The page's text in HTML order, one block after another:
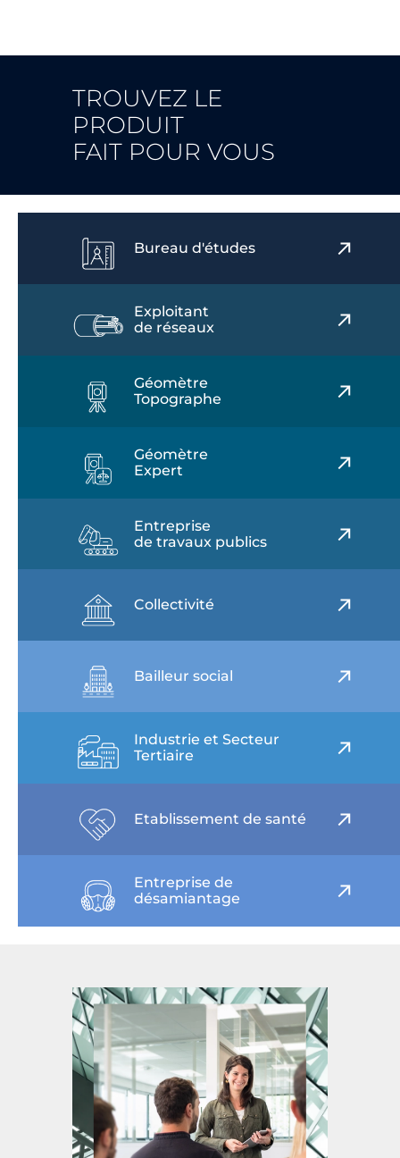
TROUVEZ LE
PRODUIT
FAIT POUR VOUS
Bureau d'études
Exploitant
de réseaux
Géomètre
Topographe
Géomètre
Expert
Entreprise
de travaux publics
Collectivité
Bailleur social
Industrie et Secteur
Tertiaire
Etablissement de santé
Entreprise de
désamiantage